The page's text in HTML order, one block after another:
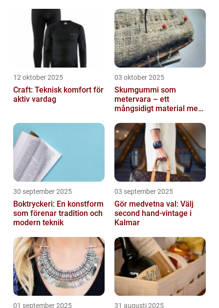
12 oktober 2025
Craft: Teknisk komfort för
aktiv vardag
03 oktober 2025
Skumgummi som
metervara – ett
mångsidigt material med
användningsområden
30 september 2025
Boktryckeri: En konstform
som förenar tradition och
modern teknik
03 september 2025
Gör medvetna val: Välj
second hand-vintage i
Kalmar
01 september 2025 31 augusti 2025